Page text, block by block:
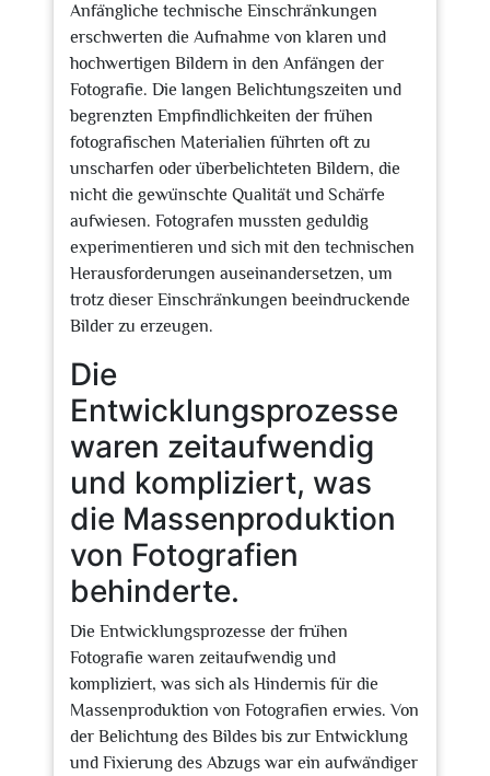
Anfängliche technische Einschränkungen
erschwerten die Aufnahme von klaren und
hochwertigen Bildern in den Anfängen der
Fotografie. Die langen Belichtungszeiten und
begrenzten Empfindlichkeiten der frühen
fotografischen Materialien führten oft zu
unscharfen oder überbelichteten Bildern, die
nicht die gewünschte Qualität und Schärfe
aufwiesen. Fotografen mussten geduldig
experimentieren und sich mit den technischen
Herausforderungen auseinandersetzen, um
trotz dieser Einschränkungen beeindruckende
Bilder zu erzeugen.
Die
Entwicklungsprozesse
waren zeitaufwendig
und kompliziert, was
die Massenproduktion
von Fotografien
behinderte.
Die Entwicklungsprozesse der frühen
Fotografie waren zeitaufwendig und
kompliziert, was sich als Hindernis für die
Massenproduktion von Fotografien erwies. Von
der Belichtung des Bildes bis zur Entwicklung
und Fixierung des Abzugs war ein aufwändiger